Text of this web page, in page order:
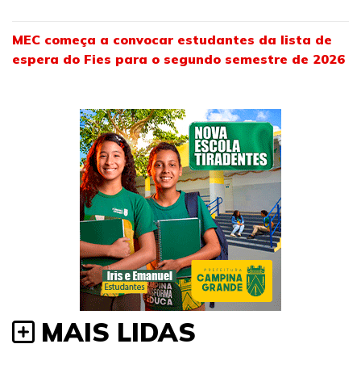
MEC começa a convocar estudantes da lista de
espera do Fies para o segundo semestre de 2026
MAIS LIDAS